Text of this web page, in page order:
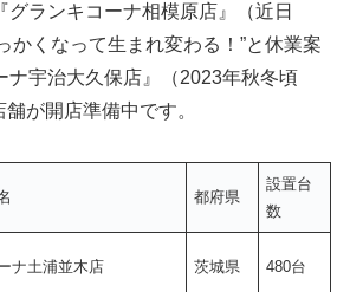
グランキコーナ相模原店』（近日
かくなって生まれ変わる！”と休業案
ナ宇治大久保店』（2023年秋冬頃
が開店準備中です。
都府県
設置台
数
ナ土浦並木店 茨城県 480台